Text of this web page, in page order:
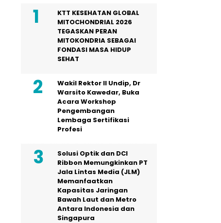
KTT KESEHATAN GLOBAL
MITOCHONDRIAL 2026
TEGASKAN PERAN
MITOKONDRIA SEBAGAI
FONDASI MASA HIDUP
SEHAT
Wakil Rektor II Undip, Dr
Warsito Kawedar, Buka
Acara Workshop
Pengembangan
Lembaga Sertifikasi
Profesi
Solusi Optik dan DCI
Ribbon Memungkinkan PT
Jala Lintas Media (JLM)
Memanfaatkan
Kapasitas Jaringan
Bawah Laut dan Metro
Antara Indonesia dan
Singapura